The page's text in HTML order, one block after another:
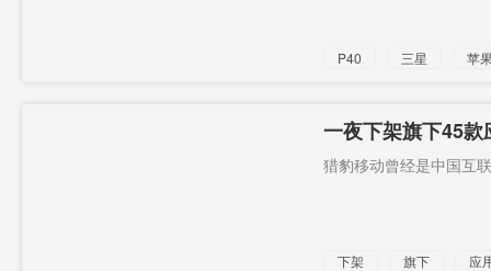
P40 三星
苹
一夜下架旗下45
猎豹移动曾经是中国互
下架 旗下
应